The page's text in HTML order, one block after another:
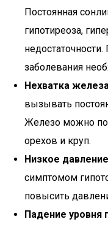
Постоянная
гипотиреоза,
заболевания
Нехватка
вызывать
Железо можно
орехов и круп.
Низкое давление
симптомом
повысить
Падение уровня